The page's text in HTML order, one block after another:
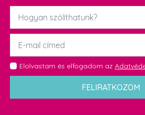
Név
Email
GDPR
*
Elolvastam és elfogadom az
FELIRATKOZOM